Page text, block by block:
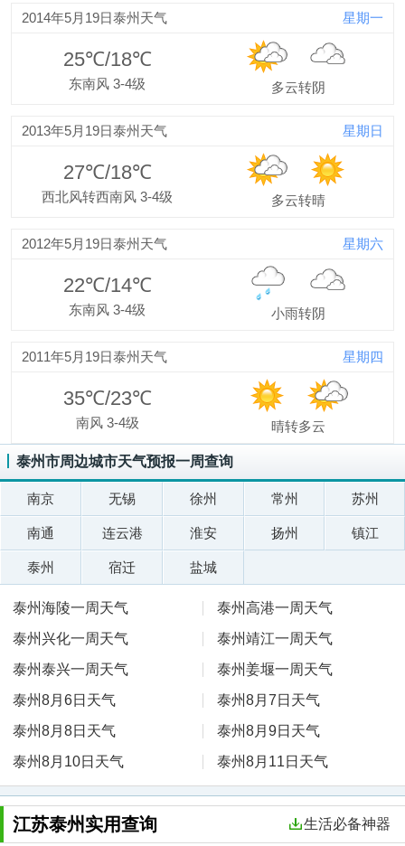
2014年5月19日泰州天气 星期一
25℃/18℃
东南风 3-4级 多云转阴
2013年5月19日泰州天气 星期日
27℃/18℃
西北风转西南风 3-4级 多云转晴
2012年5月19日泰州天气 星期六
22℃/14℃
东南风 3-4级 小雨转阴
2011年5月19日泰州天气 星期四
35℃/23℃
南风 3-4级 晴转多云
泰州市周边城市天气预报一周查询
南京 无锡 徐州 常州 苏州
南通 连云港 淮安 扬州 镇江
泰州 宿迁 盐城
泰州海陵一周天气
泰州高港一周天气
泰州兴化一周天气
泰州靖江一周天气
泰州泰兴一周天气
泰州姜堰一周天气
泰州8月6日天气
泰州8月7日天气
泰州8月8日天气
泰州8月9日天气
泰州8月10日天气
泰州8月11日天气
江苏泰州实用查询 生活必备神器